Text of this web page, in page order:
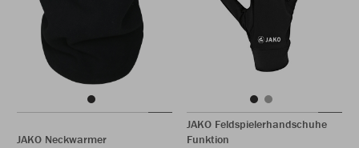
JAKO Neckwarmer
JAKO Feldspielerhandschuhe
Funktion